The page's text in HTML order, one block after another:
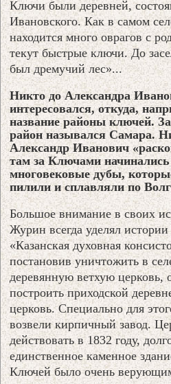
Ключи были деревней,
Ивановского. Как в самом
находится много оврагов с
текут быстрые ключи. До
был дремучий лес»...
Никто до Александра
интересовался, откуда,
название районы ключей.
район назывался Самара.
Александр Иванович
там за Ключами
многовековые дубы,
пилили и сплавляли по
Большое внимание в своих
Журин всегда уделял
«Казанская духовная
постановив уничтожить в
деревянную ветхую церковь,
построить приходской
церковь. Специально для
возвели кирпичный завод.
действовать в 1832 году,
единственное каменное
Ключей было очень